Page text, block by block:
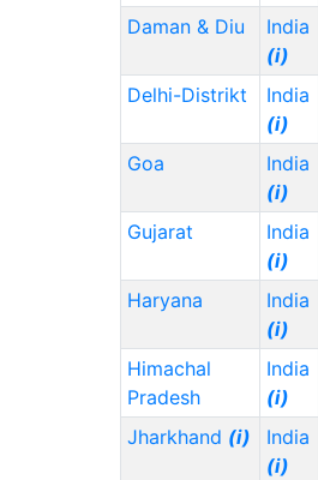
French Polynesia
(PF)
Palau (PW)
Solomon Islands
(SB)
(i)
Uruguay (UY) (i)
Staat (Code)(⇳)
Samoa (WS)
Mayotte (YT)
Daman & Diu
India
(i)
Delhi-Distrikt
India
(i)
Goa
India
(i)
Gujarat
India
(i)
Haryana
India
(i)
Himachal
Pradesh
India
(i)
Jharkhand (i)
India
(i)